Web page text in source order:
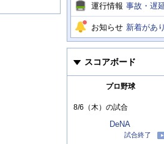
運行情報 事故・遅
お知らせ 新着があ
スコアボード
プロ野球
8/6（木） の試合
DeNA
試合終了